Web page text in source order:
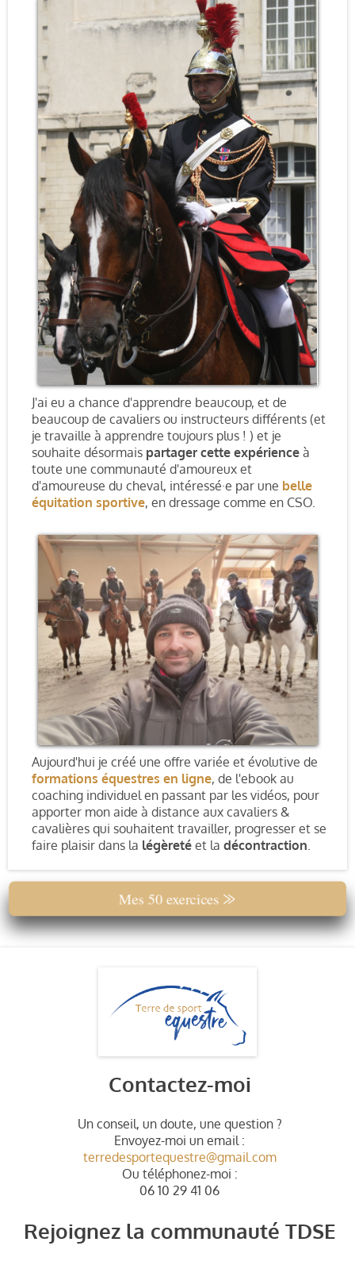
J'ai eu a chance d'apprendre beaucoup, et de
beaucoup de cavaliers ou instructeurs différents (et
je travaille à apprendre toujours plus ! ) et je
souhaite désormais partager cette expérience à
toute une communauté d'amoureux et
d'amoureuse du cheval, intéressé·e par une belle
équitation sportive, en dressage comme en CSO.
Aujourd'hui je créé une offre variée et évolutive de
formations équestres en ligne, de l'ebook au
coaching individuel en passant par les vidéos, pour
apporter mon aide à distance aux cavaliers &
cavalières qui souhaitent travailler, progresser et se
faire plaisir dans la légèreté et la décontraction
Mes 50 exercices ⨠
Contactez-moi
Un conseil, un doute, une question ?
Envoyez-moi un email :
terredesportequestre@gmail.com
Ou téléphonez-moi :
06 10 29 41 06
Rejoignez la communauté TDSE